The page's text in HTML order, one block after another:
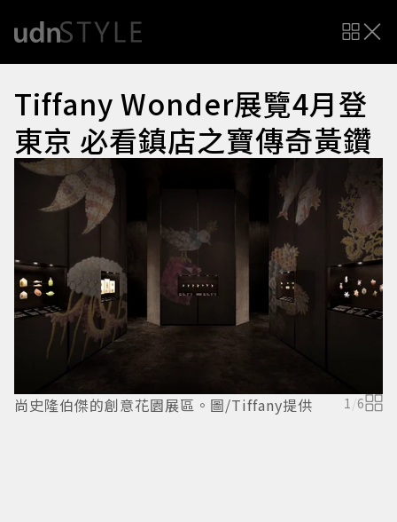
Tiffany Wonder展覽4月登
東京 必看鎮店之寶傳奇黃鑽
尚史隆伯傑的創意花園展區。圖/Tiffany提供 1/6